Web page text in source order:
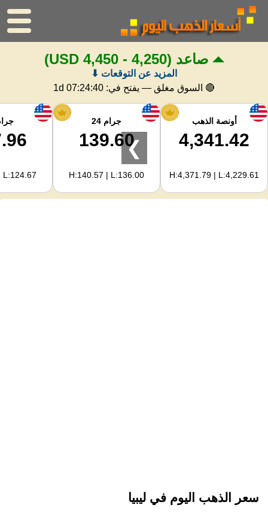
الرئيسية
سعر الذهب
اسعار الفضه
حاسبة الذهب
لمشرفي المواقع
صاعد (4,250 - 4,450 USD)
المزيد عن التوقعات ⬇
🔴 السوق مغلق — يفتح في: 1d 07:24:39
أونصة الذهب
4,341.42
H:4,371.79 | L:4,229.61
جرام 24
139.60
H:140.57 | L:136.00
L:124.67
❯
سعر الذهب اليوم في ليبيا